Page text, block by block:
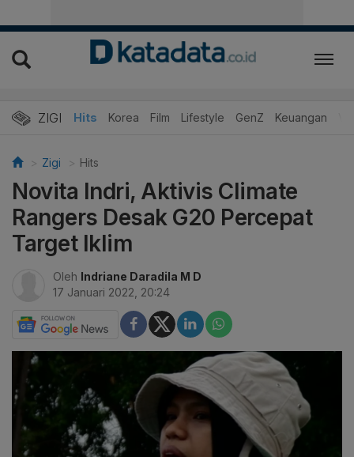
ZIGI Hits Korea Film Lifestyle GenZ Keuangan
Zigi Hits
Novita Indri, Aktivis Climate
Rangers Desak G20 Percepat
Target Iklim
Oleh Indriane Daradila M D
17 Januari 2022, 20:24